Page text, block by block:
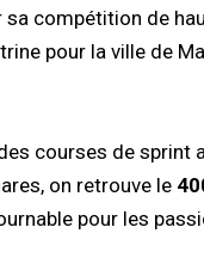
compétition de
pour la ville de
courses de sprint
on retrouve le
pour les